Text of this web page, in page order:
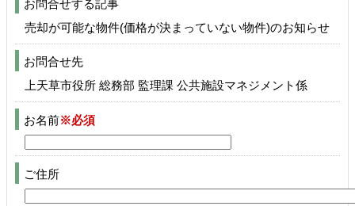
お問合せする記事
売却が可能な物件(価格が決まっていない物件)のお知らせ
お問合せ先
上天草市役所 総務部 監理課 公共施設マネジメント係
お名前※必須
ご住所